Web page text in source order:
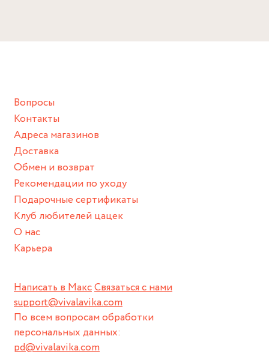
Написать в МаксСвязаться с нами
support@vivalavika.com
По всем вопросам обработки
персональных данных:
pd@vivalavika.com
Вопросы
Контакты
Адреса магазинов
Доставка
Обмен и возврат
Рекомендации по уходу
Подарочные сертификаты
Клуб любителей цацек
О нас
Карьера